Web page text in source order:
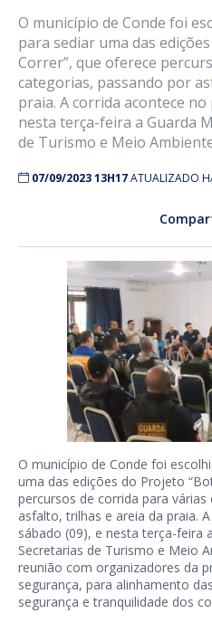
O município de Conde foi
para sediar uma das
Correr”, que oferece
categorias, passando por
praia. A corrida acontece
nesta terça-feira a Guarda
de Turismo e Meio
07/09/2023 13H17ATUALIZADO
O município de Conde foi
uma das edições do Projeto
percursos de corrida para
asfalto, trilhas e areia da praia.
sábado (09), e nesta terça-feira
Secretarias de Turismo e Meio
reunião com organizadores da
segurança, para alinhamento
segurança e tranquilidade dos